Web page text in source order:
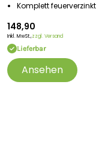
Komplett feuerverzinkt
148,90
Inkl. MwSt.,zzgl. Versand
Lieferbar
Ansehen